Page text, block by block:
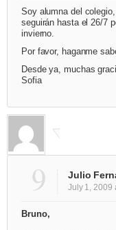
Soy alumna del
seguirán hasta el 26/7
invierno.
Por favor, haganme
Desde ya, muchas
Sofia
9 Julio
July 1, 2009
Bruno,